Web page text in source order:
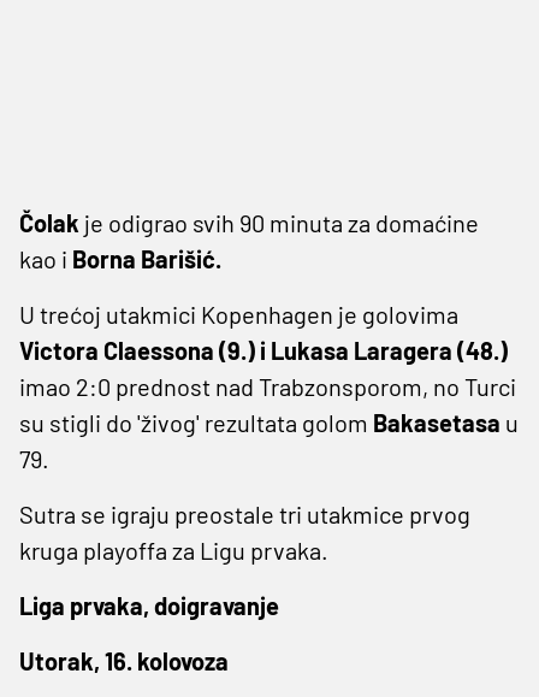
Čolak je odigrao svih 90 minuta za domaćine
kao i Borna Barišić.
U trećoj utakmici Kopenhagen je golovima
Victora Claessona (9.) i Lukasa Laragera (48.)
imao 2:0 prednost nad Trabzonsporom, no Turci
su stigli do 'živog' rezultata golom Bakasetasa u
79.
Sutra se igraju preostale tri utakmice prvog
kruga playoffa za Ligu prvaka.
Liga prvaka, doigravanje
Utorak, 16. kolovoza